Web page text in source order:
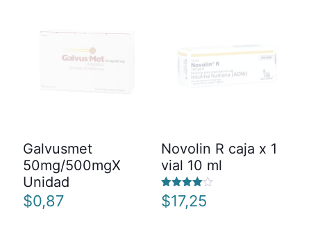
Galvusmet
50mg/500mgX
Unidad
$0,87
Novolin R caja x 1
vial 10 ml
Valorado
con
$17,25